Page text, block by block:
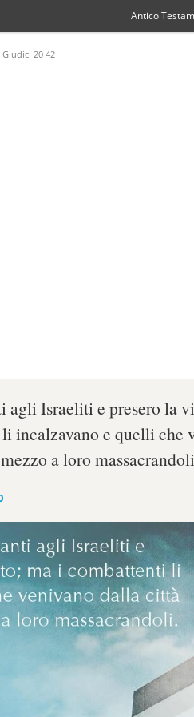
Antico
Giudici 20 42
agli Israeliti e presero la
incalzavano e quelli che
a loro